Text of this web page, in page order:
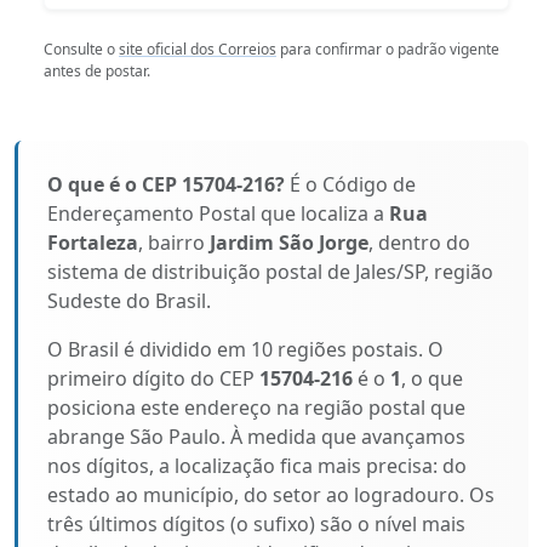
Consulte osite oficial dos Correios para confirmar o padrão vigente
antes de postar.
O que é o CEP 15704-216? É o Código de
Endereçamento Postal que localiza a Rua
Fortaleza, bairro Jardim São Jorge, dentro do
sistema de distribuição postal de Jales/SP, região
Sudeste do Brasil.
O Brasil é dividido em 10 regiões postais. O
primeiro dígito do CEP 15704-216 é o 1, o que
posiciona este endereço na região postal que
abrange São Paulo. À medida que avançamos
nos dígitos, a localização fica mais precisa: do
estado ao município, do setor ao logradouro. Os
três últimos dígitos (o sufixo) são o nível mais